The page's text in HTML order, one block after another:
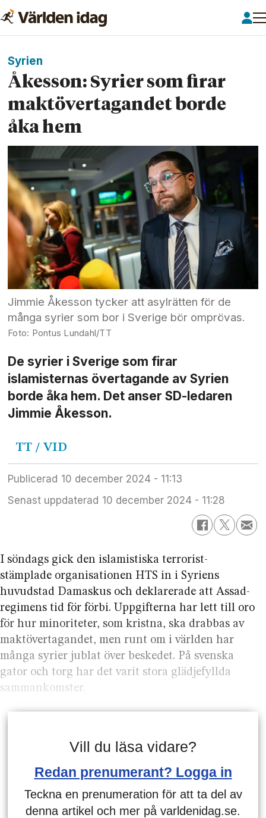
Syrien
Åkesson: Syrier som firar
makt­övertagandet borde
åka hem
Jimmie Åkesson tycker att asylrätten för de
många syrier som bor i Sverige bör omprövas.
Pontus Lundahl/TT
De syrier i Sverige som firar
islamisternas övertagande av Syrien
borde åka hem. Det anser SD-ledaren
Jimmie Åkesson.
TT / VID
Publicerad
10 december 2024 - 11:13
Senast uppdaterad
10 december 2024 - 11:28
I söndags gick den islamistiska terrorist­
stämplade organisationen HTS in i Syriens
huvudstad Damaskus och deklarerade att Assad-
regimens tid för förbi. Uppgifterna har lett till oro
för hur minoriteter, som kristna, ska drabbas av
maktövertagandet, men runt om i världen har
många syrier jublat över beskedet. På svenska
gator och torg har det varit stora glädjefyllda
samman­komster.
Vill du läsa vidare?
Redan prenumerant? Logga in
Teckna en prenumeration för att ta del av
denna artikel och mer på varldenidag.se.